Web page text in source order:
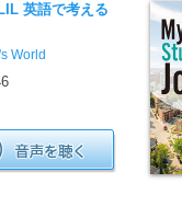
英語で考える
World